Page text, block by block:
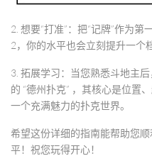
2. 想要“打准”：把“记牌”作为第
2，你的水平也会立刻提升一个
3. 拓展学习：当您熟悉斗地主
的 “德州扑克” ，其核心是位置
一个充满魅力的扑克世界。
希望这份详细的指南能帮助您
平！祝您玩得开心！